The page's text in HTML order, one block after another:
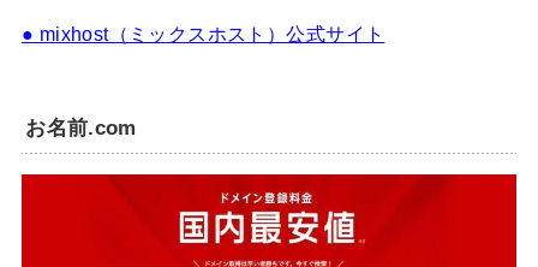
● mixhost（ミックスホスト）公式サイト
お名前.com